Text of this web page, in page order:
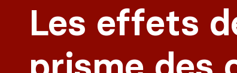
Les effets